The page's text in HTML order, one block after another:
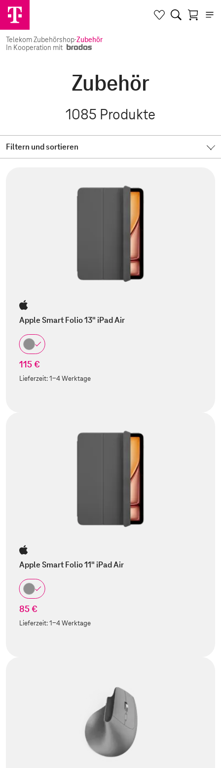
Telekom Zubehörshop·Zubehör
In Kooperation mit
Zubehör
1085 Produkte
Filtern und sortieren
Apple Smart Folio 13" iPad Air
115 €
Lieferzeit:1-4 Werktage
Apple Smart Folio 11" iPad Air
85 €
Lieferzeit:1-4 Werktage